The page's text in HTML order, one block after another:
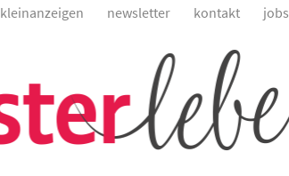
kleinanzeigen newsletter kontakt jobs